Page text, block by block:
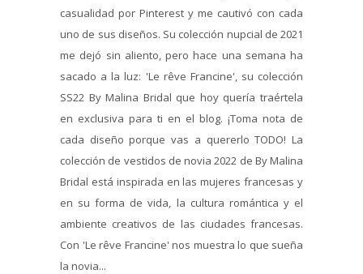
casualidad por Pinterest y me cautivó con cada
uno de sus diseños. Su colección nupcial de 2021
me dejó sin aliento, pero hace una semana ha
sacado a la luz: 'Le rêve Francine', su colección
SS22 By Malina Bridal que hoy quería traértela
en exclusiva para ti en el blog. ¡Toma nota de
cada diseño porque vas a quererlo TODO! La
colección de vestidos de novia 2022 de By Malina
Bridal está inspirada en las mujeres francesas y
en su forma de vida, la cultura romántica y el
ambiente creativos de las ciudades francesas.
Con 'Le rêve Francine' nos muestra lo que sueña
la novia...